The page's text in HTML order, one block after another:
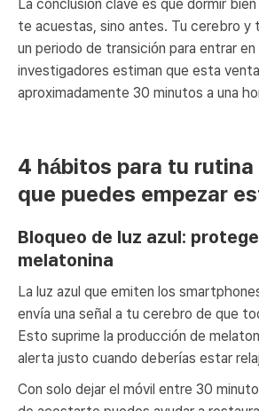
La conclusión clave es que dormir
te acuestas, sino antes. Tu cerebro y
un periodo de transición para entrar
investigadores estiman que esta
aproximadamente 30 minutos a una
4 hábitos para tu
que puedes empezar
Bloqueo de luz azul:
melatonina
La luz azul que emiten los
envía una señal a tu cerebro de que
Esto suprime la producción de
alerta justo cuando deberías estar
Con solo dejar el móvil entre 30